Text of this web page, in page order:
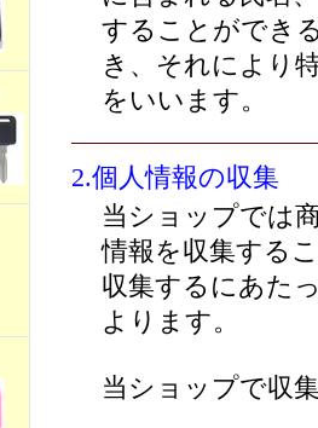
することができ
き、それにより
をいいます。
2.個人情報の収集
当ショップでは
情報を収集する
収集するにあた
よります。
当ショップで収